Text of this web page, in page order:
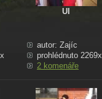
UI
autor: Zajíc
prohlédnuto 2269x
2 komenáře